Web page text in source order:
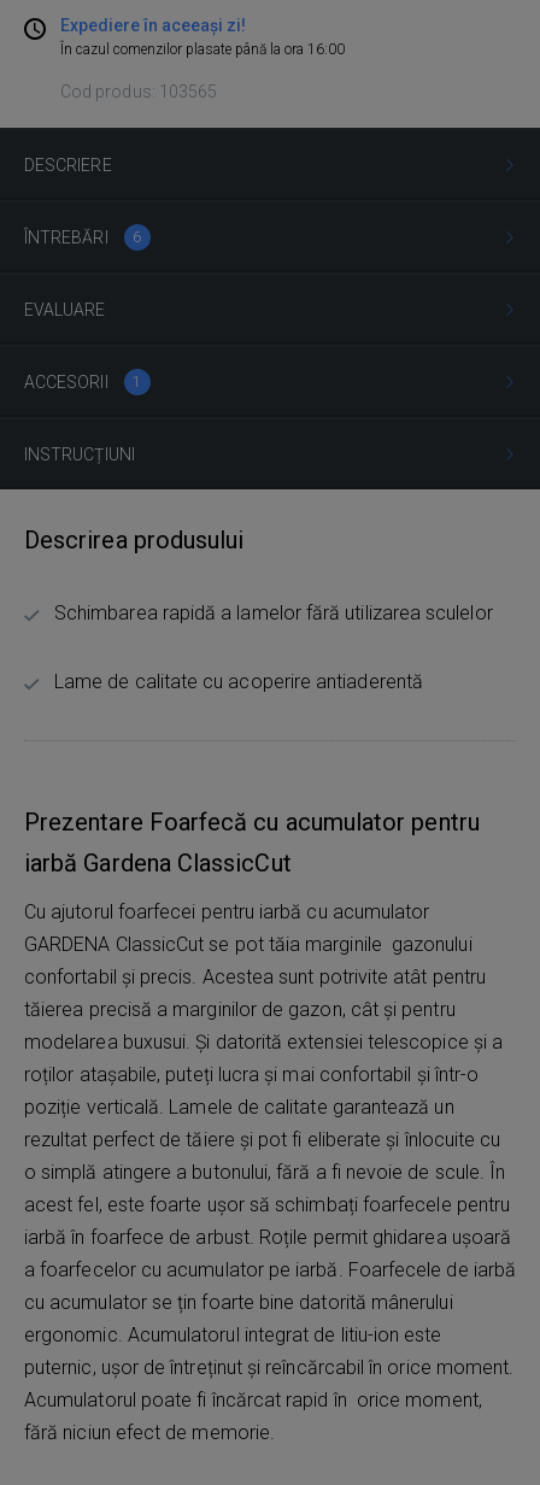
Expediere în aceeași zi!
În cazul comenzilor plasate până la ora 16:00
Cod produs: 103565
DESCRIERE
ÎNTREBĂRI 6
EVALUARE
ACCESORII 1
INSTRUCȚIUNI
Descrirea produsului
Schimbarea rapidă a lamelor fără utilizarea sculelor
Lame de calitate cu acoperire antiaderentă
Prezentare Foarfecă cu acumulator pentru
iarbă Gardena ClassicCut
Cu ajutorul foarfecei pentru iarbă cu acumulator
GARDENA ClassicCut se pot tăia marginile gazonului
confortabil și precis. Acestea sunt potrivite atât pentru
tăierea precisă a marginilor de gazon, cât și pentru
modelarea buxusui. Și datorită extensiei telescopice și a
roților atașabile, puteți lucra și mai confortabil și într-o
poziție verticală. Lamele de calitate garantează un
rezultat perfect de tăiere și pot fi eliberate și înlocuite cu
o simplă atingere a butonului, fără a fi nevoie de scule. În
acest fel, este foarte ușor să schimbați foarfecele pentru
iarbă în foarfece de arbust. Roțile permit ghidarea ușoară
a foarfecelor cu acumulator pe iarbă. Foarfecele de iarbă
cu acumulator se țin foarte bine datorită mânerului
ergonomic. Acumulatorul integrat de litiu-ion este
puternic, ușor de întreținut și reîncărcabil în orice moment.
Acumulatorul poate fi încărcat rapid în orice moment,
fără niciun efect de memorie.